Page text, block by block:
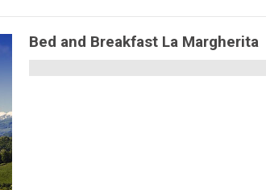
Bed and Breakfast La Margherita